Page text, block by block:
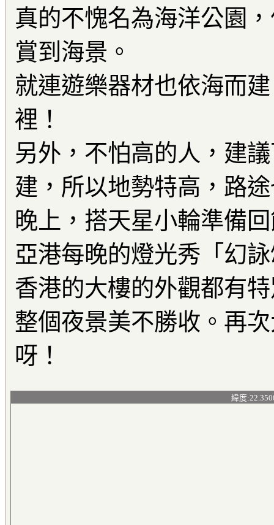
真的不愧名為海洋公園
賞到海景。
就連遊樂器材也依海而
裡！
另外，不怕高的人，建
建，所以地勢特高，路
晚上，搭天星小輪準備
亞港每晚的燈光秀「幻
香港的大樓的外觀都有
整個夜景美不勝收。再
呀！
緯度